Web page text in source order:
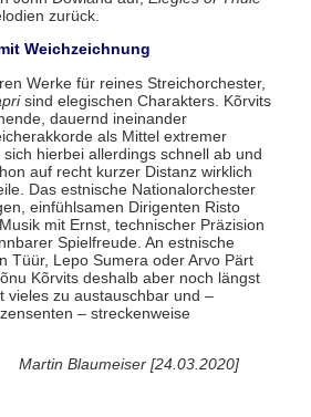
zurück.
Weichzeichnung
Werke für reines Streichorchester,
sind elegischen Charakters. Kõrvits
dauernd ineinander
als Mittel extremer
hierbei allerdings schnell ab und
auf recht kurzer Distanz wirklich
Das estnische Nationalorchester
einfühlsamen Dirigenten Risto
mit Ernst, technischer Präzision
Spielfreude. An estnische
Tüür, Lepo Sumera oder Arvo Pärt
Kõrvits deshalb aber noch längst
vieles zu austauschbar und –
– streckenweise
Martin Blaumeiser [24.03.2020]